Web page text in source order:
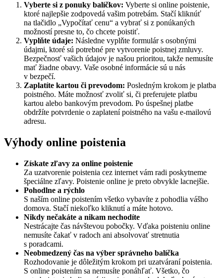
Vyberte si z ponuky balíčkov: Vyberte si online poistenie,
ktoré najlepšie zodpovedá vašim potrebám. Stačí kliknúť
na tlačidlo „Vypočítať cenu“ a vybrať si z ponúkaných
možností presne to, čo chcete poistiť.
Vyplňte údaje: Následne vyplňte formulár s osobnými
údajmi, ktoré sú potrebné pre vytvorenie poistnej zmluvy.
Bezpečnosť vašich údajov je našou prioritou, takže nemusíte
mať žiadne obavy. Vaše osobné informácie sú u nás
v bezpečí.
Zaplatíte kartou či prevodom: Posledným krokom je platba
poistného. Máte možnosť zvoliť si, či preferujete platbu
kartou alebo bankovým prevodom. Po úspešnej platbe
obdržíte potvrdenie o zaplatení poistného na vašu e-mailovú
adresu.
Výhody online poistenia
Získate zľavy za online poistenie
Za uzatvorenie poistenia cez internet vám radi poskytneme
špeciálne zľavy. Poistenie online je preto obvykle lacnejšie.
Pohodlne a rýchlo
S naším online poistením všetko vybavíte z pohodlia vášho
domova. Stačí niekoľko kliknutí a máte hotovo.
Nikdy nečakáte a nikam nechodíte
Nestrácajte čas návštevou pobočky. Vďaka poisteniu online
nemusíte čakať v radoch ani absolvovať stretnutia
s poradcami.
Neobmedzený čas na výber správneho balíčka
Rozhodovanie je dôležitým krokom pri uzatváraní poistenia.
S online poistením sa nemusíte ponáhľať. Všetko, čo